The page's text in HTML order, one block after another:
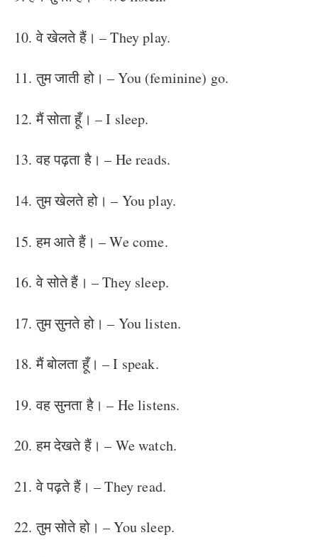
10. वे खेलते हैं। – They play.
11. तुम जाती हो। – You (feminine) go.
12. मैं सोता हूँ। – I sleep.
13. वह पढ़ता है। – He reads.
14. तुम खेलते हो। – You play.
15. हम आते हैं। – We come.
16. वे सोते हैं। – They sleep.
17. तुम सुनते हो। – You listen.
18. मैं बोलता हूँ। – I speak.
19. वह सुनता है। – He listens.
20. हम देखते हैं। – We watch.
21. वे पढ़ते हैं। – They read.
22. तुम सोते हो। – You sleep.